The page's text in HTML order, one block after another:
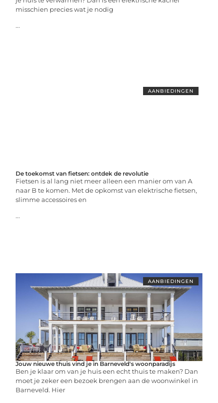
misschien precies wat je nodig
...
AANBIEDINGEN
De toekomst van fietsen: ontdek de revolutie
Fietsen is al lang niet meer alleen een manier om van A
naar B te komen. Met de opkomst van elektrische fietsen,
slimme accessoires en
...
AANBIEDINGEN
Jouw nieuwe thuis vind je in Barneveld's woonparadijs
Ben je klaar om van je huis een echt thuis te maken? Dan
moet je zeker een bezoek brengen aan de woonwinkel in
Barneveld. Hier